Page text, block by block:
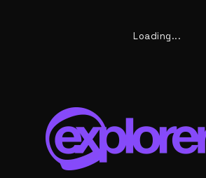
Loading...